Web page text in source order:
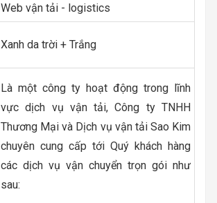
Web vận tải - logistics
Xanh da trời + Trắng
Là một công ty hoạt động trong lĩnh
vực dịch vụ vận tải, Công ty TNHH
Thương Mại và Dịch vụ vận tải Sao Kim
chuyên cung cấp tới Quý khách hàng
các dịch vụ vận chuyển trọn gói như
sau: